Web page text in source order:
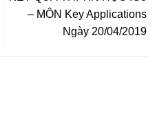
– MÔN Key Applications
Ngày 20/04/2019